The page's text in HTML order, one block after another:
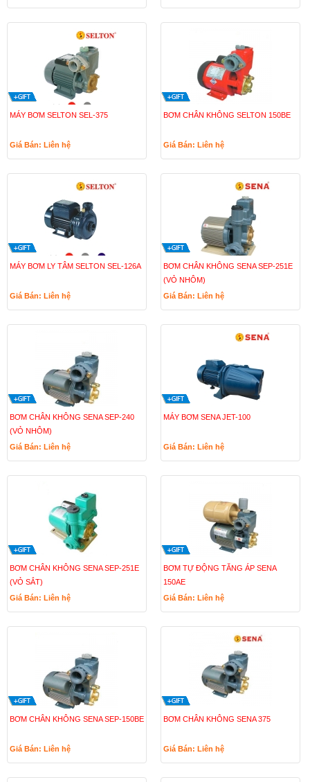
MÁY BƠM SELTON SEL-375
Giá Bán: Liên hệ
BƠM CHÂN KHÔNG SELTON 150BE
Giá Bán: Liên hệ
MÁY BƠM LY TÂM SELTON SEL-126A
Giá Bán: Liên hệ
BƠM CHÂN KHÔNG SENA SEP-251E
(VỎ NHÔM)
Giá Bán: Liên hệ
BƠM CHÂN KHÔNG SENA SEP-240
(VỎ NHÔM)
Giá Bán: Liên hệ
MÁY BƠM SENA JET-100
Giá Bán: Liên hệ
BƠM CHÂN KHÔNG SENA SEP-251E
(VỎ SẮT)
Giá Bán: Liên hệ
BƠM TỰ ĐỘNG TĂNG ÁP SENA
150AE
Giá Bán: Liên hệ
BƠM CHÂN KHÔNG SENA SEP-150BE
Giá Bán: Liên hệ
BƠM CHÂN KHÔNG SENA 375
Giá Bán: Liên hệ